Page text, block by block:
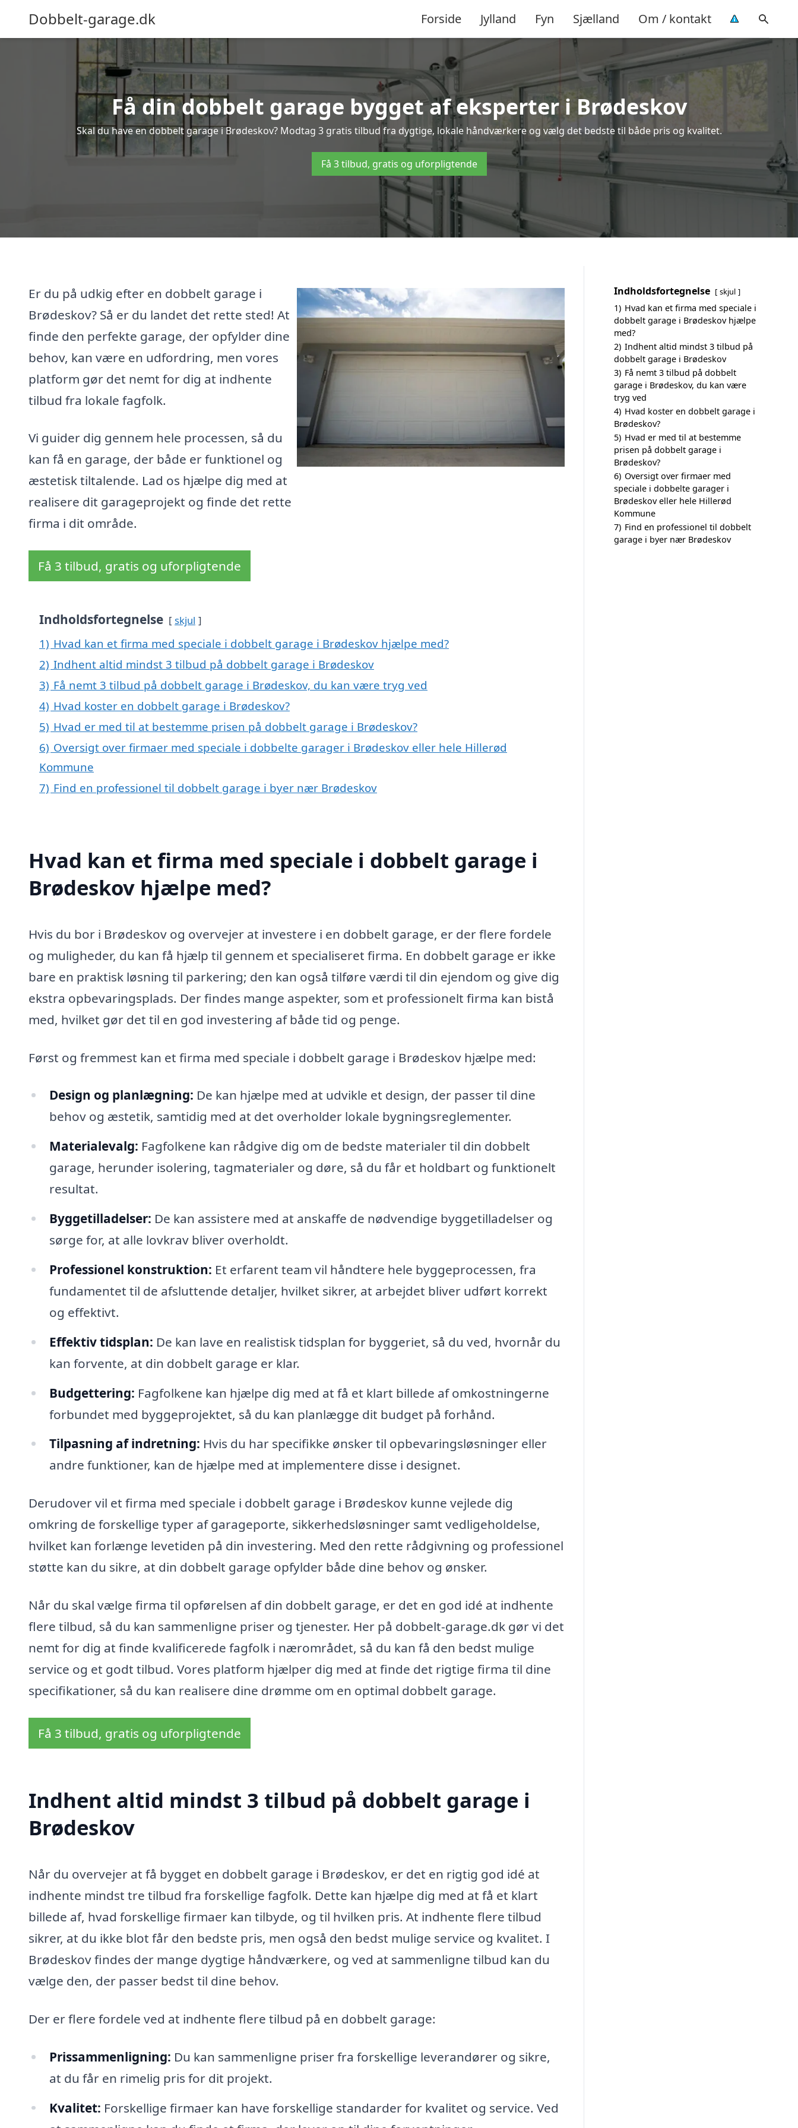
Dobbelt-garage.dk Forside Jylland Fyn Sjælland Om / kontakt
Få din dobbelt garage bygget af eksperter i Brødeskov
Skal du have en dobbelt garage i Brødeskov? Modtag 3 gratis tilbud fra dygtige, lokale håndværkere og vælg det bedste til både pris og kvalitet.
Få 3 tilbud, gratis og uforpligtende
Er du på udkig efter en dobbelt garage i
Brødeskov? Så er du landet det rette sted! At
finde den perfekte garage, der opfylder dine
behov, kan være en udfordring, men vores
platform gør det nemt for dig at indhente
tilbud fra lokale fagfolk.
Vi guider dig gennem hele processen, så du
kan få en garage, der både er funktionel og
æstetisk tiltalende. Lad os hjælpe dig med at
realisere dit garageprojekt og finde det rette
firma i dit område.
Få 3 tilbud, gratis og uforpligtende
Indholdsfortegnelse skjul
1) Hvad kan et firma med speciale i dobbelt garage i Brødeskov hjælpe med?
2) Indhent altid mindst 3 tilbud på dobbelt garage i Brødeskov
3) Få nemt 3 tilbud på dobbelt garage i Brødeskov, du kan være tryg ved
4) Hvad koster en dobbelt garage i Brødeskov?
5) Hvad er med til at bestemme prisen på dobbelt garage i Brødeskov?
6) Oversigt over firmaer med speciale i dobbelte garager i Brødeskov eller hele Hillerød
Kommune
7) Find en professionel til dobbelt garage i byer nær Brødeskov
Hvad kan et firma med speciale i dobbelt garage i
Brødeskov hjælpe med?
Hvis du bor i Brødeskov og overvejer at investere i en dobbelt garage, er der flere fordele
og muligheder, du kan få hjælp til gennem et specialiseret firma. En dobbelt garage er ikke
bare en praktisk løsning til parkering; den kan også tilføre værdi til din ejendom og give dig
ekstra opbevaringsplads. Der findes mange aspekter, som et professionelt firma kan bistå
med, hvilket gør det til en god investering af både tid og penge.
Først og fremmest kan et firma med speciale i dobbelt garage i Brødeskov hjælpe med:
Design og planlægning: De kan hjælpe med at udvikle et design, der passer til dine
behov og æstetik, samtidig med at det overholder lokale bygningsreglementer.
Materialevalg: Fagfolkene kan rådgive dig om de bedste materialer til din dobbelt
garage, herunder isolering, tagmaterialer og døre, så du får et holdbart og funktionelt
resultat.
Byggetilladelser: De kan assistere med at anskaffe de nødvendige byggetilladelser og
sørge for, at alle lovkrav bliver overholdt.
Professionel konstruktion: Et erfarent team vil håndtere hele byggeprocessen, fra
fundamentet til de afsluttende detaljer, hvilket sikrer, at arbejdet bliver udført korrekt
og effektivt.
Effektiv tidsplan: De kan lave en realistisk tidsplan for byggeriet, så du ved, hvornår du
kan forvente, at din dobbelt garage er klar.
Budgettering: Fagfolkene kan hjælpe dig med at få et klart billede af omkostningerne
forbundet med byggeprojektet, så du kan planlægge dit budget på forhånd.
Tilpasning af indretning: Hvis du har specifikke ønsker til opbevaringsløsninger eller
andre funktioner, kan de hjælpe med at implementere disse i designet.
Derudover vil et firma med speciale i dobbelt garage i Brødeskov kunne vejlede dig
omkring de forskellige typer af garageporte, sikkerhedsløsninger samt vedligeholdelse,
hvilket kan forlænge levetiden på din investering. Med den rette rådgivning og professionel
støtte kan du sikre, at din dobbelt garage opfylder både dine behov og ønsker.
Når du skal vælge firma til opførelsen af din dobbelt garage, er det en god idé at indhente
flere tilbud, så du kan sammenligne priser og tjenester. Her på dobbelt-garage.dk gør vi det
nemt for dig at finde kvalificerede fagfolk i nærområdet, så du kan få den bedst mulige
service og et godt tilbud. Vores platform hjælper dig med at finde det rigtige firma til dine
specifikationer, så du kan realisere dine drømme om en optimal dobbelt garage.
Få 3 tilbud, gratis og uforpligtende
Indhent altid mindst 3 tilbud på dobbelt garage i
Brødeskov
Når du overvejer at få bygget en dobbelt garage i Brødeskov, er det en rigtig god idé at
indhente mindst tre tilbud fra forskellige fagfolk. Dette kan hjælpe dig med at få et klart
billede af, hvad forskellige firmaer kan tilbyde, og til hvilken pris. At indhente flere tilbud
sikrer, at du ikke blot får den bedste pris, men også den bedst mulige service og kvalitet. I
Brødeskov findes der mange dygtige håndværkere, og ved at sammenligne tilbud kan du
vælge den, der passer bedst til dine behov.
Der er flere fordele ved at indhente flere tilbud på en dobbelt garage:
Prissammenligning: Du kan sammenligne priser fra forskellige leverandører og sikre,
at du får en rimelig pris for dit projekt.
Kvalitet: Forskellige firmaer kan have forskellige standarder for kvalitet og service. Ved
Indholdsfortegnelse skjul
1) Hvad kan et firma med speciale i
dobbelt garage i Brødeskov hjælpe
med?
2) Indhent altid mindst 3 tilbud på
dobbelt garage i Brødeskov
3) Få nemt 3 tilbud på dobbelt
garage i Brødeskov, du kan være
tryg ved
4) Hvad koster en dobbelt garage i
Brødeskov?
5) Hvad er med til at bestemme
prisen på dobbelt garage i
Brødeskov?
6) Oversigt over firmaer med
speciale i dobbelte garager i
Brødeskov eller hele Hillerød
Kommune
7) Find en professionel til dobbelt
garage i byer nær Brødeskov